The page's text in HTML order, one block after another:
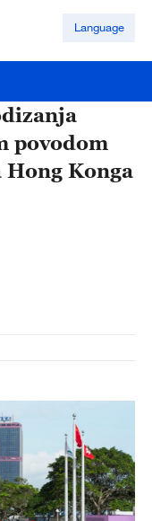
Language
povodom
Konga